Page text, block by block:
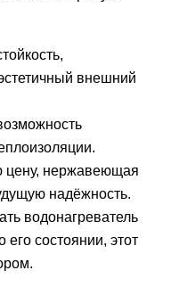
внешний
цену, нержавеющая
надёжность.
водонагреватель
его состоянии, этот